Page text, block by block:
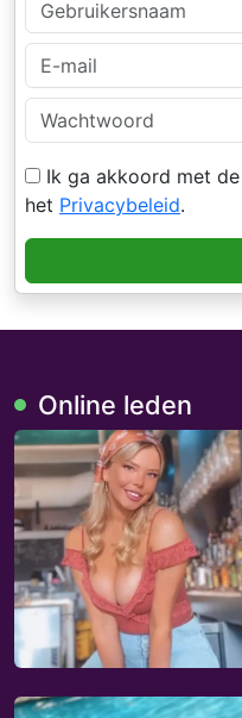
Ik ga akkoord met de
het Privacybeleid.
Online leden